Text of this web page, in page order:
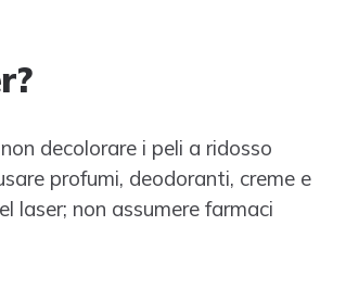
decolorare i peli a ridosso
profumi, deodoranti, creme e
laser; non assumere farmaci